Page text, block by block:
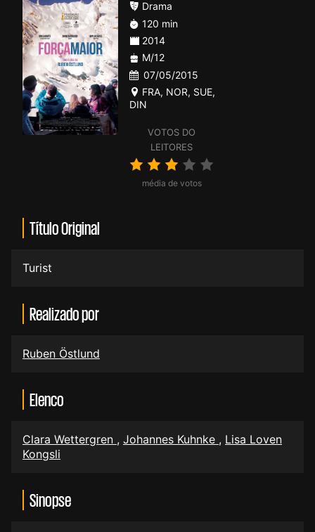
VOTOS DO
LEITORES
média de votos
Drama
120 min
2014
M/12
07/05/2015
FRA, NOR, SUE,
DIN
Título Original
Turist
Realizado por
Ruben Östlund
Elenco
Clara Wettergren , Johannes Kuhnke , Lisa Loven
Kongsli
Sinopse